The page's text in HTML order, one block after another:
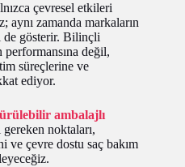
çevresel etkileri
aynı zamanda markaların
gösterir. Bilinçli
performansına değil,
süreçlerine ve
ediyor.
ambalajlı
noktaları,
çevre dostu saç bakım